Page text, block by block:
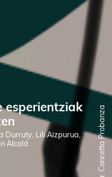
esperientziak
Durruty, Lili Aizpurua,
Alcalá